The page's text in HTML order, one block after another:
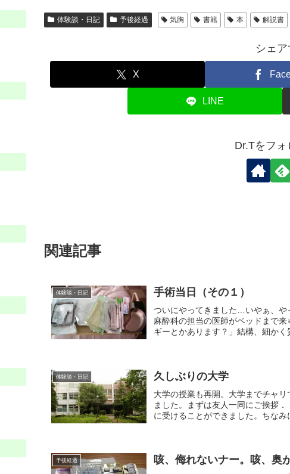
体験談・日記 予後経過 気胸 書籍 本 解説書
シェア
X
LINE
Dr.Tをフォ
関連記事
体験談・日記 手術当日（その１）
ついにやってきました…いやぁ、や
麻酔科の担当の医師がベッドまで
ギーとかあります？」結構、細か
体験談・日記 久しぶりの大学
大学の授業も再開。大学までチャ
ました。まずは友人一同にご挨拶
に受けることができました。ちなみ
予後経過 咳、侮れないナー。咳、奥